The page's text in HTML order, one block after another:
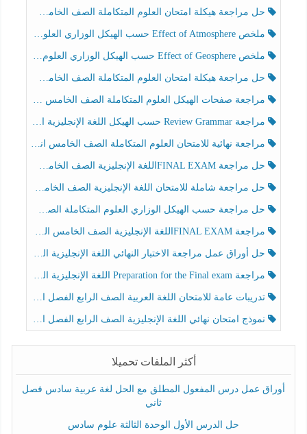
حل مراجعة هيكلة امتحان العلوم المتكاملة الصف الخامس انسبير الفصل الثالث
ملخص Effect of Atmosphere حسب الهيكل الوزاري العلوم المتكاملة الصف الخامس انسبير الفصل الثالث
ملخص Effect of Geosphere حسب الهيكل الوزاري العلوم المتكاملة الصف الخامس انسبير الفصل الثالث
حل مراجعة هيكلة امتحان العلوم المتكاملة الصف الخامس عام الفصل الثالث
مراجعة صفحات الهيكل العلوم المتكاملة الصف الخامس انسبير الفصل الثالث
مراجعة Review Grammar حسب الهيكل اللغة الإنجليزية الصف الخامس الفصل الثالث
مراجعة نهائية للامتحان العلوم المتكاملة الصف الخامس انسبير الفصل الثالث
حل مراجعة FINAL EXAMاللغة الإنجليزية الصف الخامس الفصل الثالث
حل مراجعة شاملة للامتحان اللغة الإنجليزية الصف الخامس الفصل الثالث
حل مراجعة حسب الهيكل الوزاري العلوم المتكاملة الصف الخامس عام الفصل الثالث
مراجعة FINAL EXAMاللغة الإنجليزية الصف الخامس الفصل الثالث
حل أوراق عمل مراجعة الاختبار النهائي اللغة الإنجليزية الصف الرابع الفصل الثالث
مراجعة Preparation for the Final exam اللغة الإنجليزية الصف الرابع الفصل الثالث
تدريبات عامة للامتحان اللغة العربية الصف الرابع الفصل الثالث
نموذج امتحان نهائي اللغة الإنجليزية الصف الرابع الفصل الثالث
أكثر الملفات تحميلا
أوراق عمل درس المفعول المطلق مع الحل لغة عربية سادس فصل
ثاني
حل الدرس الأول الوحدة الثالثة علوم سادس